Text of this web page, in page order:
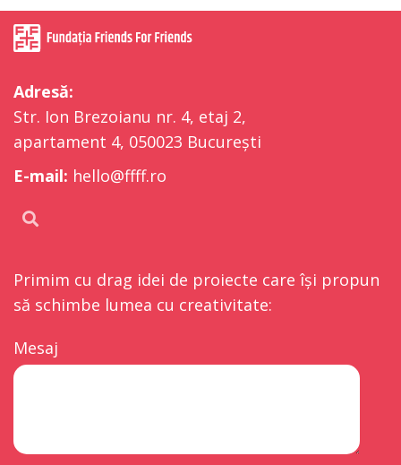
Adresă:
Str. Ion Brezoianu nr. 4, etaj 2,
apartament 4, 050023 București
E-mail: hello@ffff.ro
Primim cu drag idei de proiecte care își propun
să schimbe lumea cu creativitate:
Mesaj